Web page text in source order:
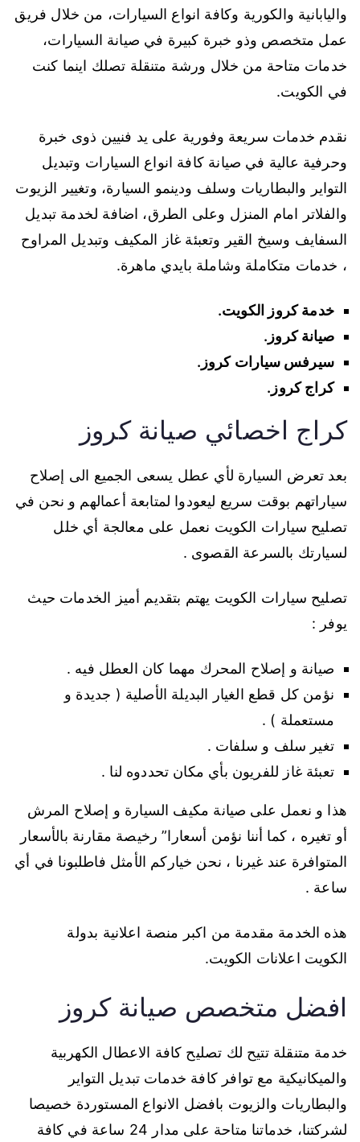
واليابانية والكورية وكافة انواع السيارات، من خلال فريق
عمل متخصص وذو خبرة كبيرة في صيانة السيارات،
خدمات متاحة من خلال ورشة متنقلة تصلك اينما كنت
في الكويت.
نقدم خدمات سريعة وفورية على يد فنيين ذوى خبرة
وحرفية عالية في صيانة كافة انواع السيارات وتبديل
التواير والبطاريات وسلف ودينمو السيارة، وتغيير الزيوت
والفلاتر امام المنزل وعلى الطرق، اضافة لخدمة تبديل
السفايف وسيخ القير وتعبئة غاز المكيف وتبديل المراوح
، خدمات متكاملة وشاملة بايدي ماهرة.
خدمة كروز الكويت.
صيانة كروز.
سيرفس سيارات كروز.
كراج كروز.
كراج اخصائي صيانة كروز
بعد تعرض السيارة لأي عطل يسعى الجميع الى إصلاح
سياراتهم بوقت سريع ليعودوا لمتابعة أعمالهم و نحن في
تصليح سيارات الكويت نعمل على معالجة أي خلل
لسيارتك بالسرعة القصوى .
تصليح سيارات الكويت يهتم بتقديم أميز الخدمات حيث
يوفر :
صيانة و إصلاح المحرك مهما كان العطل فيه .
نؤمن كل قطع الغيار البديلة الأصلية ( جديدة و
مستعملة ) .
تغير سلف و سلفات .
تعبئة غاز للفريون بأي مكان تحددوه لنا .
هذا و نعمل على صيانة مكيف السيارة و إصلاح المرش
أو تغيره ، كما أننا نؤمن أسعارا” رخيصة مقارنة بالأسعار
المتوافرة عند غيرنا ، نحن خياركم الأمثل فاطلبونا في أي
ساعة .
هذه الخدمة مقدمة من اكبر منصة اعلانية بدولة
الكويت اعلانات الكويت.
افضل متخصص صيانة كروز
خدمة متنقلة تتيح لك تصليح كافة الاعطال الكهربية
والميكانيكية مع توافر كافة خدمات تبديل التواير
والبطاريات والزيوت بافضل الانواع المستوردة خصيصا
لشركتنا، خدماتنا متاحة على مدار 24 ساعة في كافة